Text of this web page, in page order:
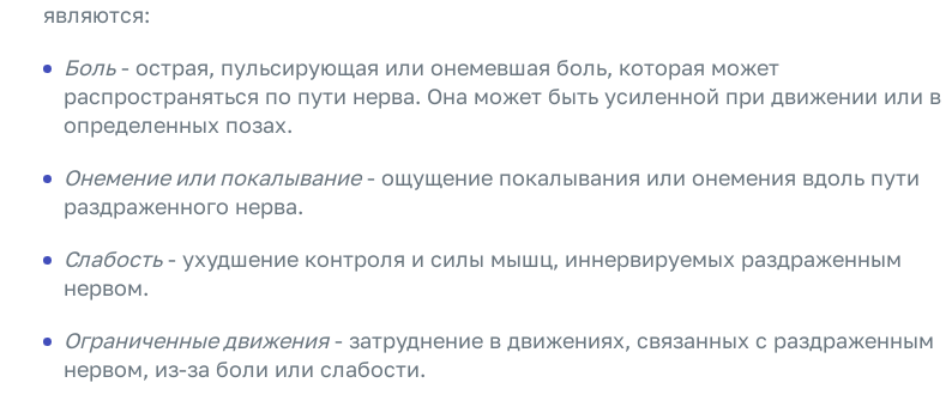
являются:
Боль- острая, пульсирующая или онемевшая боль, которая может
распространяться по пути нерва. Она может быть усиленной при движении или в
определенных позах.
Онемение или покалывание- ощущение покалывания или онемения вдоль пути
раздраженного нерва.
Слабость- ухудшение контроля и силы мышц, иннервируемых раздраженным
нервом.
Ограниченные движения- затруднение в движениях, связанных с раздраженным
нервом, из-за боли или слабости.